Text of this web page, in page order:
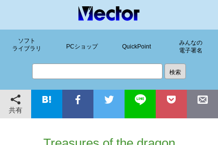
ソフト
ライブラリ
PCショップ QuickPoint
みんなの
電子署名
共有